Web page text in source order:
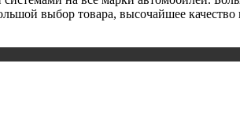
выбор товара, высочайшее